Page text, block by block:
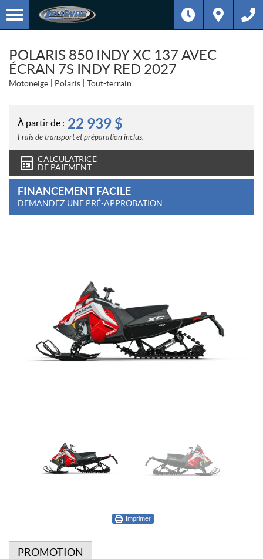
POLARIS 850 INDY XC 137 AVEC
ÉCRAN 7S INDY RED 2027
Motoneige Polaris Tout-terrain
À partir de : 22 939 $
Frais de transport et préparation inclus.
CALCULATRICE
DE PAIEMENT
FINANCEMENT FACILE
DEMANDEZ UNE PRÉ-APPROBATION
Imprimer
PROMOTION